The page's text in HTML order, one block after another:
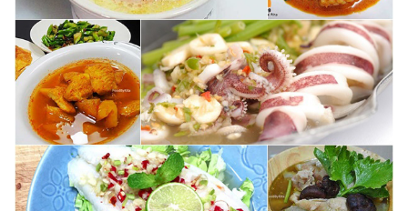
ดูด
วง
ผู้
หญิง
ผู้ชาย
สุขภาพ